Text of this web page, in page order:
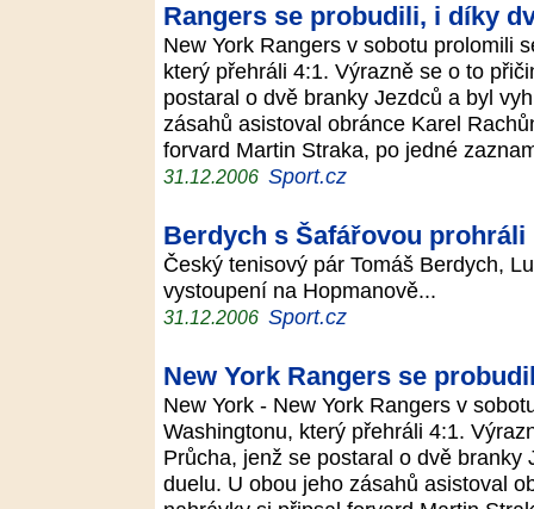
Rangers se probudili, i díky
New York Rangers v sobotu prolomili
který přehráli 4:1. Výrazně se o to
postaral o dvě branky Jezdců a byl
zásahů asistoval obránce Karel
forvard Martin Straka, po jedné
31.12.2006 Sport.cz
Berdych s Šafářovou
Český tenisový pár Tomáš Berdych,
vystoupení na Hopmanově...
31.12.2006 Sport.cz
New York Rangers se
New York - New York Rangers v
Washingtonu, který přehráli 4:1.
Průcha, jenž se postaral o dvě
duelu. U obou jeho zásahů asistoval